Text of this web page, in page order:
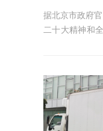
据北京市政府
二十大精神和